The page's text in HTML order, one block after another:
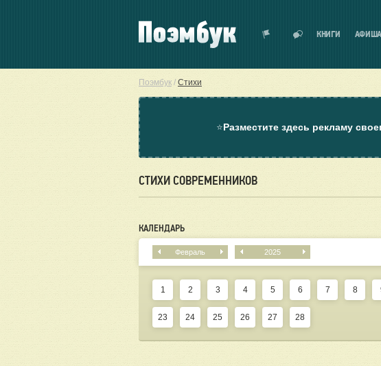
КНИГИ АФИША
Поэмбук / Стихи
⭐Разместите здесь рекламу
СТИХИ СОВРЕМЕННИКОВ
КАЛЕНДАРЬ
Февраль 2025
1 2 3 4 5 6 7 8
23 24 25 26 27 28